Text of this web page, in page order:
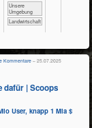
​​​​​​​​​​​​​Unsere
Umgebung
​​​​​Landwirtschaft
dafür | Scoops
User, knapp 1 Mia $
Kommentare– 25.07.2025